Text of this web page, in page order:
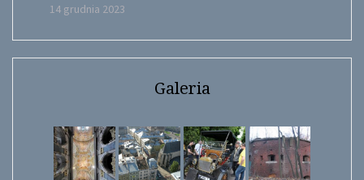
14 grudnia 2023
Galeria